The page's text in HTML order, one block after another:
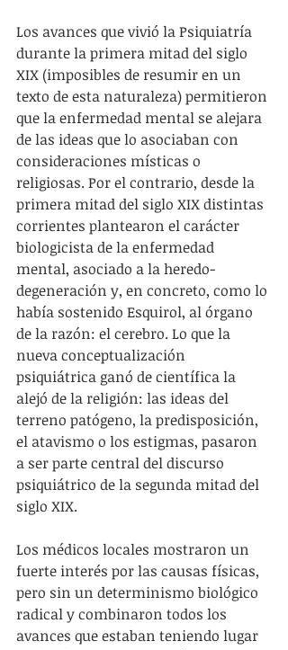
Los avances que vivió la Psiquiatría
durante la primera mitad del siglo
XIX (imposibles de resumir en un
texto de esta naturaleza) permitieron
que la enfermedad mental se alejara
de las ideas que lo asociaban con
consideraciones místicas o
religiosas. Por el contrario, desde la
primera mitad del siglo XIX distintas
corrientes plantearon el carácter
biologicista de la enfermedad
mental, asociado a la heredo-
degeneración y, en concreto, como lo
había sostenido Esquirol, al órgano
de la razón: el cerebro. Lo que la
nueva conceptualización
psiquiátrica ganó de científica la
alejó de la religión: las ideas del
terreno patógeno, la predisposición,
el atavismo o los estigmas, pasaron
a ser parte central del discurso
psiquiátrico de la segunda mitad del
siglo XIX.
Los médicos locales mostraron un
fuerte interés por las causas físicas,
pero sin un determinismo biológico
radical y combinaron todos los
avances que estaban teniendo lugar